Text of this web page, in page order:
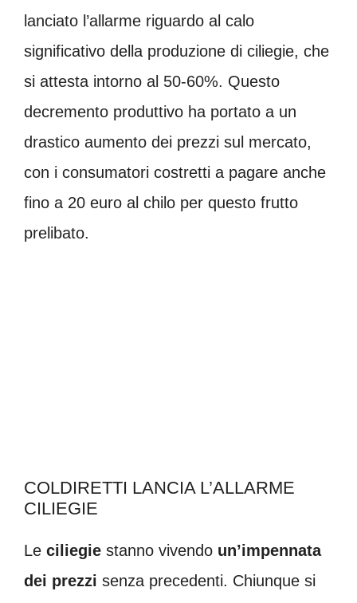
lanciato l’allarme riguardo al calo
significativo della produzione di ciliegie, che
si attesta intorno al 50-60%. Questo
decremento produttivo ha portato a un
drastico aumento dei prezzi sul mercato,
con i consumatori costretti a pagare anche
fino a 20 euro al chilo per questo frutto
prelibato.
COLDIRETTI LANCIA L’ALLARME
CILIEGIE
Le ciliegie stanno vivendo un’impennata
dei prezzi senza precedenti. Chiunque si